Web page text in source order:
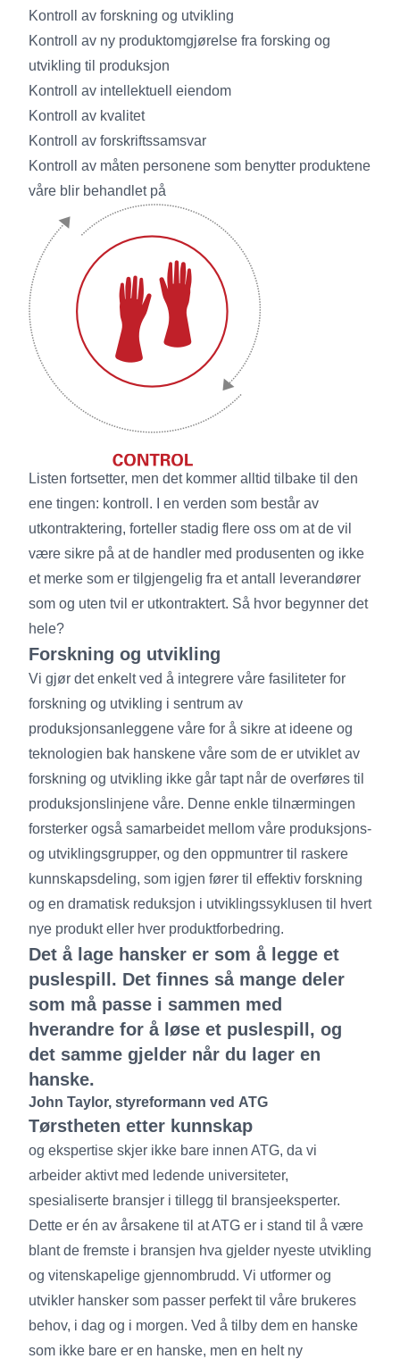
Kontroll av forskning og utvikling
Kontroll av ny produktomgjørelse fra forsking og
utvikling til produksjon
Kontroll av intellektuell eiendom
Kontroll av kvalitet
Kontroll av forskriftssamsvar
Kontroll av måten personene som benytter produktene
våre blir behandlet på
Listen fortsetter, men det kommer alltid tilbake til den
ene tingen: kontroll. I en verden som består av
utkontraktering, forteller stadig flere oss om at de vil
være sikre på at de handler med produsenten og ikke
et merke som er tilgjengelig fra et antall leverandører
som og uten tvil er utkontraktert. Så hvor begynner det
hele?
Forskning og utvikling
Vi gjør det enkelt ved å integrere våre fasiliteter for
forskning og utvikling i sentrum av
produksjonsanleggene våre for å sikre at ideene og
teknologien bak hanskene våre som de er utviklet av
forskning og utvikling ikke går tapt når de overføres til
produksjonslinjene våre. Denne enkle tilnærmingen
forsterker også samarbeidet mellom våre produksjons-
og utviklingsgrupper, og den oppmuntrer til raskere
kunnskapsdeling, som igjen fører til effektiv forskning
og en dramatisk reduksjon i utviklingssyklusen til hvert
nye produkt eller hver produktforbedring.
Det å lage hansker er som å legge et
puslespill. Det finnes så mange deler
som må passe i sammen med
hverandre for å løse et puslespill, og
det samme gjelder når du lager en
hanske.
John Taylor, styreformann ved ATG
Tørstheten etter kunnskap
og ekspertise skjer ikke bare innen ATG, da vi
arbeider aktivt med ledende universiteter,
spesialiserte bransjer i tillegg til bransjeeksperter.
Dette er én av årsakene til at ATG er i stand til å være
blant de fremste i bransjen hva gjelder nyeste utvikling
og vitenskapelige gjennombrudd. Vi utformer og
utvikler hansker som passer perfekt til våre brukeres
behov, i dag og i morgen. Ved å tilby dem en hanske
som ikke bare er en hanske, men en helt ny